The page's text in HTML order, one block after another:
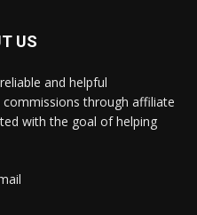
US
and helpful
through affiliate
with the goal of helping